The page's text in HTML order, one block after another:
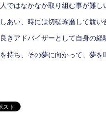
ではなかなか取り組む事が難し
あい、時には切磋琢磨して競い
きアドバイザーとして自身の経
持ち、その夢に向かって、夢を